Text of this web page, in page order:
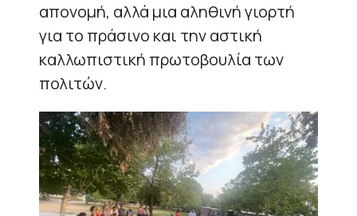
απονομή, αλλά μια αληθινή γιορτή
για το πράσινο και την αστική
καλλωπιστική πρωτοβουλία των
πολιτών.